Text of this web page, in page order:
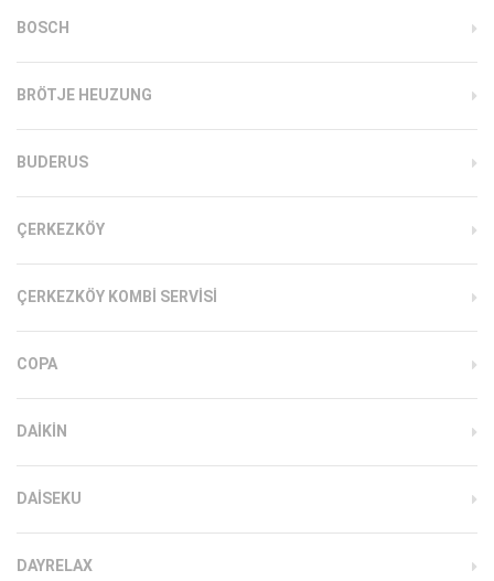
BOSCH
BRÖTJE HEUZUNG
BUDERUS
ÇERKEZKÖY
ÇERKEZKÖY KOMBI SERVISI
COPA
DAIKIN
DAISEKU
DAYRELAX